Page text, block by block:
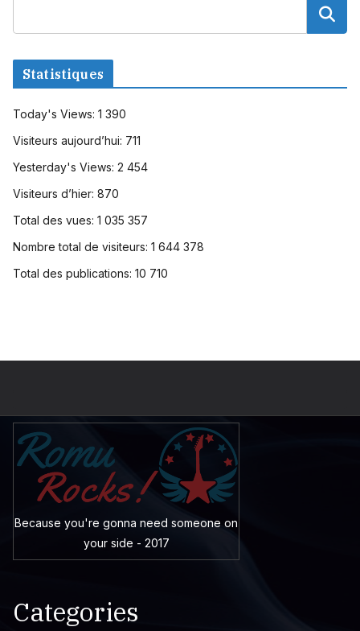
Statistiques
Today's Views: 1 390
Visiteurs aujourd’hui: 711
Yesterday's Views: 2 454
Visiteurs d’hier: 870
Total des vues: 1 035 357
Nombre total de visiteurs: 1 644 378
Total des publications: 10 710
Because you're gonna need someone on
your side - 2017
Categories